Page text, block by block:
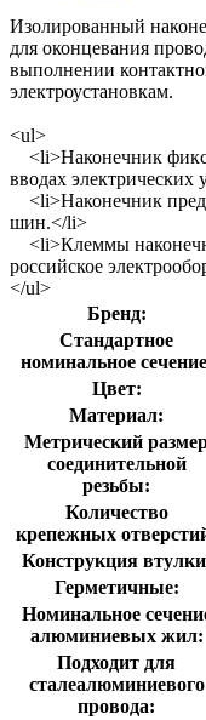
Изолированный
для оконцевания
выполнении
электроустановкам.
<ul>
<li>Наконечник
вводах электрических
<li>Наконечник
шин.</li>
<li>Клеммы
российское
</ul>
Бренд:
Стандартное
номинальное
Цвет:
Материал:
Метрический
соединительной
резьбы:
Количество
крепежных
Конструкция
Герметичные:
Номинальное
алюминиевых жил:
Подходит для
сталеалюминиевого
провода: